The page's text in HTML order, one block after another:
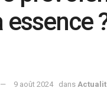
9 août 2024 dans